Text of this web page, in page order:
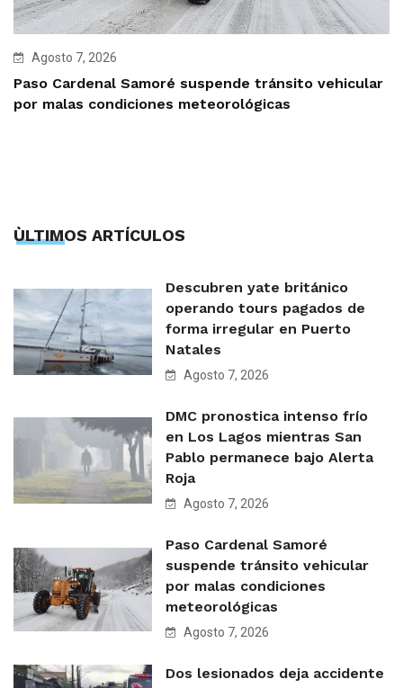
Agosto 7, 2026
Paso Cardenal Samoré suspende tránsito vehicular
por malas condiciones meteorológicas
ÙLTIMOS ARTÍCULOS
Descubren yate británico
operando tours pagados de
forma irregular en Puerto
Natales
Agosto 7, 2026
DMC pronostica intenso frío
en Los Lagos mientras San
Pablo permanece bajo Alerta
Roja
Agosto 7, 2026
Paso Cardenal Samoré
suspende tránsito vehicular
por malas condiciones
meteorológicas
Agosto 7, 2026
Dos lesionados deja accidente